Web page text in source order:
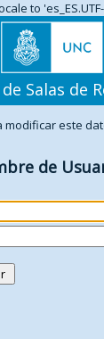
to
Salas de
modificar este
de